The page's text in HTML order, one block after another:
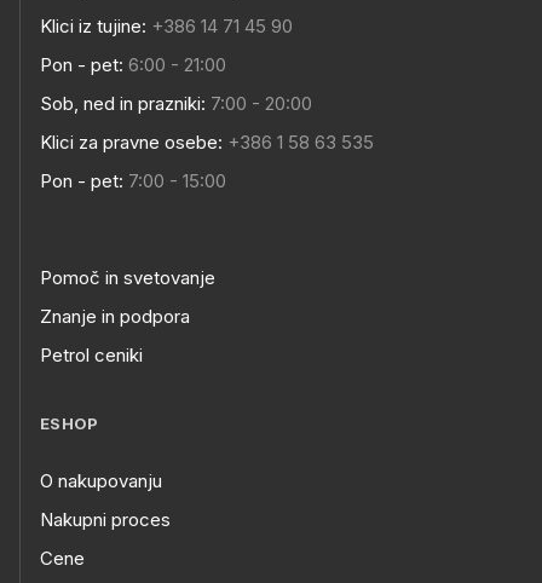
Klici iz tujine: +386 14 71 45 90
Pon - pet: 6:00 - 21:00
Sob, ned in prazniki: 7:00 - 20:00
Klici za pravne osebe: +386 1 58 63 535
Pon - pet: 7:00 - 15:00
Pomoč in svetovanje
Znanje in podpora
Petrol ceniki
ESHOP
O nakupovanju
Nakupni proces
Cene